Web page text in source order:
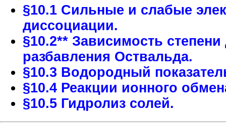
§10.1 Сильные и слабые
диссоциации.
§10.2** Зависимость
разбавления Оствальда.
§10.3 Водородный
§10.4 Реакции ионного
§10.5 Гидролиз солей.